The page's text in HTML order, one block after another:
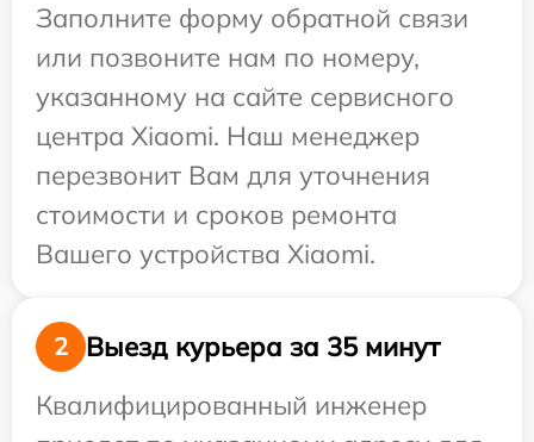
Заполните форму обратной связи
или позвоните нам по номеру,
указанному на сайте сервисного
центра Xiaomi. Наш менеджер
перезвонит Вам для уточнения
стоимости и сроков ремонта
Вашего устройства Xiaomi.
2
Выезд курьера за 35 минут
Квалифицированный инженер